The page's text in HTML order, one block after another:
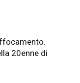
20enne di